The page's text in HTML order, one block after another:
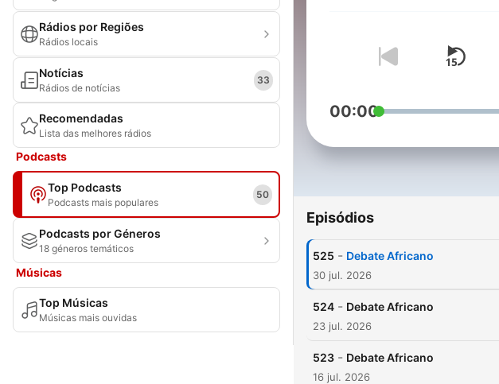
Rádios por Regiões
Rádios locais
Notícias
Rádios de notícias
33
Recomendadas
Lista das melhores rádios
Podcasts
Top Podcasts
Podcasts mais populares
50
Podcasts por Géneros
18 géneros temáticos
Músicas
Top Músicas
Músicas mais ouvidas
00:00
Episódios
525 - Debate Africano
30 jul. 2026
524 - Debate Africano
23 jul. 2026
523 - Debate Africano
16 jul. 2026